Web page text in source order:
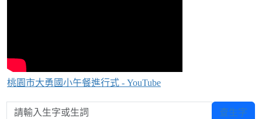
桃園市大勇國小午餐進行式 - YouTube
請輸入生字或生詞 查生字